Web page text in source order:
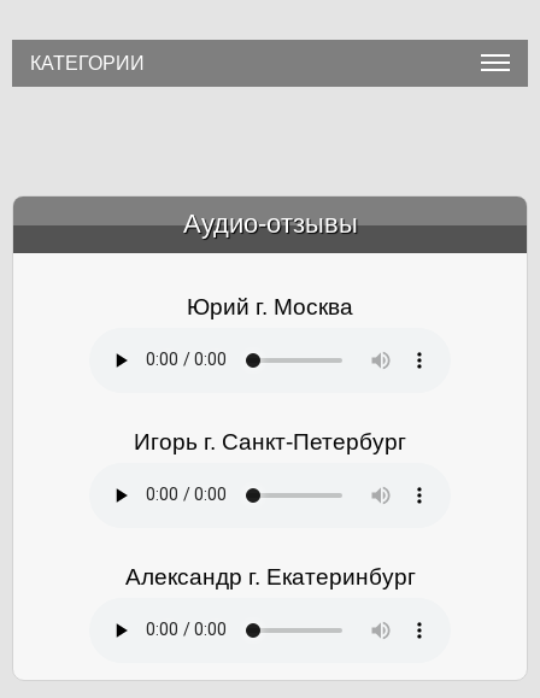
КАТЕГОРИИ
Аудио-отзывы
Юрий г. Москва
Игорь г. Санкт-Петербург
Александр г. Екатеринбург